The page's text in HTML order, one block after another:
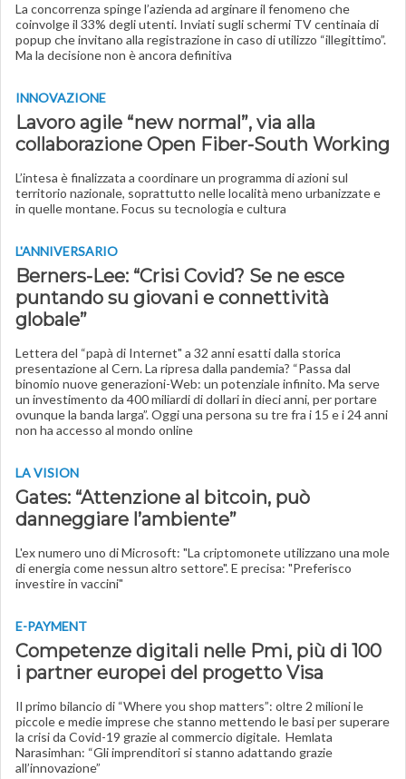
La concorrenza spinge l’azienda ad arginare il fenomeno che
coinvolge il 33% degli utenti. Inviati sugli schermi TV centinaia di
popup che invitano alla registrazione in caso di utilizzo “illegittimo”.
Ma la decisione non è ancora definitiva
INNOVAZIONE
Lavoro agile “new normal”, via alla
collaborazione Open Fiber-South Working
L’intesa è finalizzata a coordinare un programma di azioni sul
territorio nazionale, soprattutto nelle località meno urbanizzate e
in quelle montane. Focus su tecnologia e cultura
L'ANNIVERSARIO
Berners-Lee: “Crisi Covid? Se ne esce
puntando su giovani e connettività
globale”
Lettera del “papà di Internet" a 32 anni esatti dalla storica
presentazione al Cern. La ripresa dalla pandemia? “Passa dal
binomio nuove generazioni-Web: un potenziale infinito. Ma serve
un investimento da 400 miliardi di dollari in dieci anni, per portare
ovunque la banda larga”. Oggi una persona su tre fra i 15 e i 24 anni
non ha accesso al mondo online
LA VISION
Gates: “Attenzione al bitcoin, può
danneggiare l’ambiente”
L'ex numero uno di Microsoft: "La criptomonete utilizzano una mole
di energia come nessun altro settore". E precisa: "Preferisco
investire in vaccini"
E-PAYMENT
Competenze digitali nelle Pmi, più di 100
i partner europei del progetto Visa
Il primo bilancio di “Where you shop matters”: oltre 2 milioni le
piccole e medie imprese che stanno mettendo le basi per superare
la crisi da Covid-19 grazie al commercio digitale. Hemlata
Narasimhan: “Gli imprenditori si stanno adattando grazie
all’innovazione”